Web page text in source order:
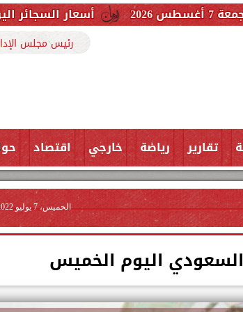
أسعار السجائر اليوم الجمعة 8 أغسطس 2026 بعد الزيادة.. القائمة الكاملة
رئيس مجلس
تقارير رياضة خارجي اقتصاد
الخميس، 7 يوليو 2022
اليوم الخميس